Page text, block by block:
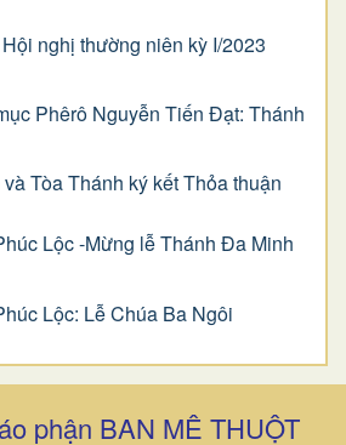
nghị thường niên kỳ I/2023
Phêrô Nguyễn Tiến Đạt: Thánh
Tòa Thánh ký kết Thỏa thuận
Lộc -Mừng lễ Thánh Đa Minh
Lộc: Lễ Chúa Ba Ngôi
phận BAN MÊ THUỘT